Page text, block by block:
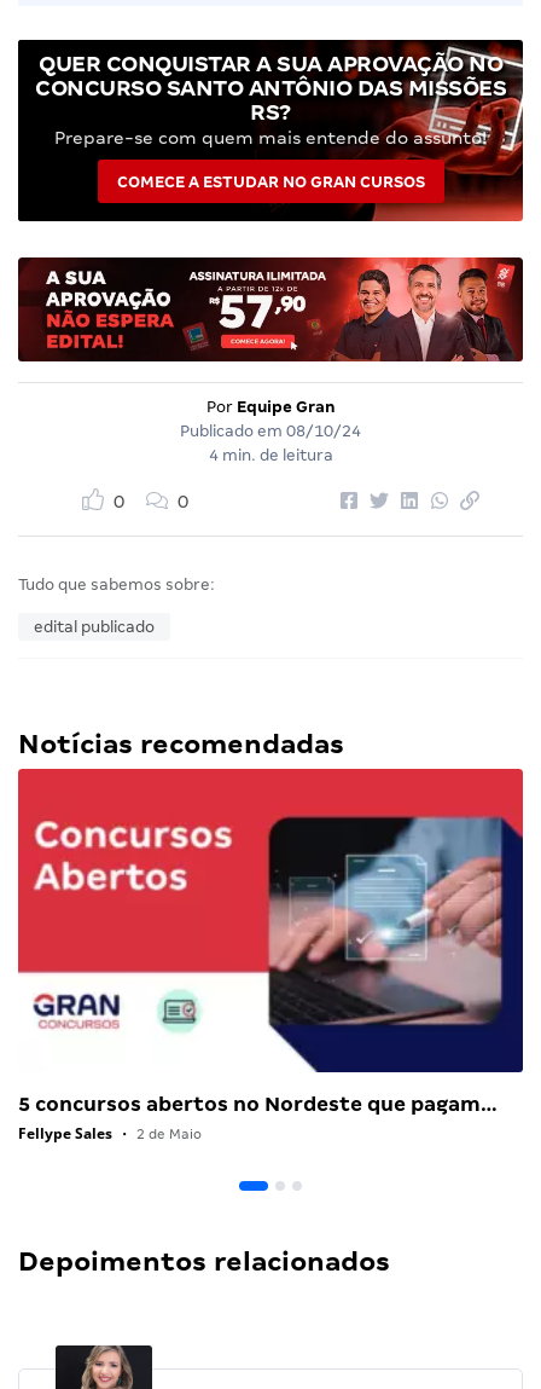
QUER CONQUISTAR A SUA APROVAÇÃO NO
CONCURSO SANTO ANTÔNIO DAS MISSÕES
RS?
Prepare-se com quem mais entende do assunto!
COMECE A ESTUDAR NO GRAN CURSOS
Por Equipe Gran
Publicado em 08/10/24
4 min. de leitura
0 0
Tudo que sabemos sobre:
edital publicado
Notícias recomendadas
5 concursos abertos no Nordeste que pagam…
Fellype Sales • 2 de Maio
Depoimentos relacionados